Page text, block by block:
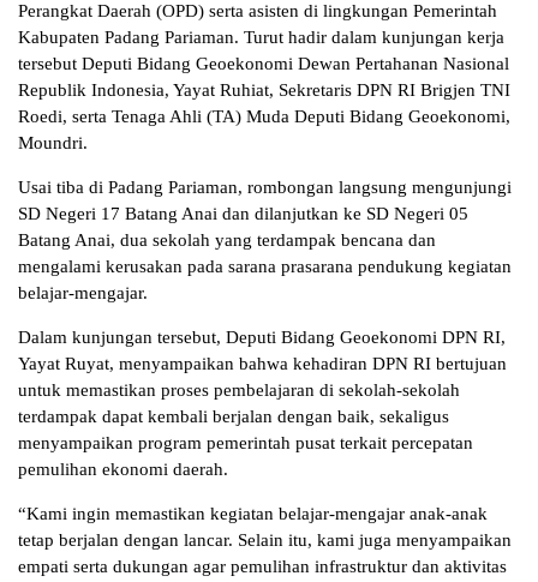
Perangkat Daerah (OPD) serta asisten di lingkungan Pemerintah
Kabupaten Padang Pariaman. Turut hadir dalam kunjungan kerja
tersebut Deputi Bidang Geoekonomi Dewan Pertahanan Nasional
Republik Indonesia, Yayat Ruhiat, Sekretaris DPN RI Brigjen TNI
Roedi, serta Tenaga Ahli (TA) Muda Deputi Bidang Geoekonomi,
Moundri.
Usai tiba di Padang Pariaman, rombongan langsung mengunjungi
SD Negeri 17 Batang Anai dan dilanjutkan ke SD Negeri 05
Batang Anai, dua sekolah yang terdampak bencana dan
mengalami kerusakan pada sarana prasarana pendukung kegiatan
belajar-mengajar.
Dalam kunjungan tersebut, Deputi Bidang Geoekonomi DPN RI,
Yayat Ruyat, menyampaikan bahwa kehadiran DPN RI bertujuan
untuk memastikan proses pembelajaran di sekolah-sekolah
terdampak dapat kembali berjalan dengan baik, sekaligus
menyampaikan program pemerintah pusat terkait percepatan
pemulihan ekonomi daerah.
“Kami ingin memastikan kegiatan belajar-mengajar anak-anak
tetap berjalan dengan lancar. Selain itu, kami juga menyampaikan
empati serta dukungan agar pemulihan infrastruktur dan aktivitas